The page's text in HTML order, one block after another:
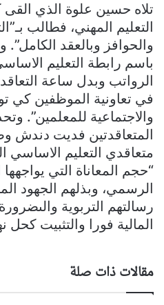
تلاه حسين علوة الذي القى
التعليم المهني، فطالب
والحوافز وبالعقد
باسم رابطة التعليم
الرواتب وبدل ساعة
في تعاونية الموظفين كي
والاجتماعية للمعلمين”.
المتعاقدتين فديت
متعاقدي التعليم الاساسي
“حجم المعاناة التي
الرسمي، وبذلهم الجهود
رسالتهم التربوية
المالية فورا والتثبيت كحل
مقالات ذات صلة